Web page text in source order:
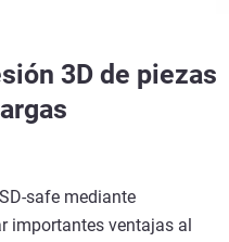
3D de piezas
safe mediante
importantes ventajas al